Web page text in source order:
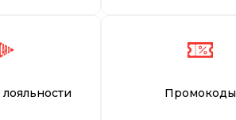
Промокоды